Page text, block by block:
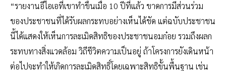
“รายงานอีไอเอที่เขาทำขึ้นเมื่อ 10 ปีที่แล้ว ขาดการมีส่วนร่วม
ของประชาชนที่ได้รับผลกระทบอย่างเห็นได้ชัด แต่ฉบับประชาชน
นี้ได้แสดงให้เห็นการละเมิดสิทธิของประชาชนอมก๋อย รวมถึงผลก
ระทบทางสิ่งแวดล้อม วิถีชีวิตความเป็นอยู่ ถ้าโครงการยังเดินหน้า
ต่อไปจะทำให้เกิดการละเมิดสิทธิ์โดยเฉพาะสิทธิขั้นพื้นฐาน เช่น